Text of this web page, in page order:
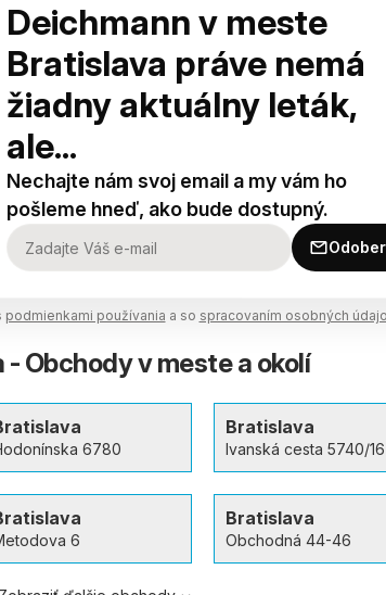
Deichmann v meste
Bratislava práve nemá
žiadny aktuálny leták,
ale...
Nechajte nám svoj email a my vám ho
pošleme hneď, ako bude dostupný.
podmienkami používania a so spracovaním osobných
Obchody v meste a okolí
6780
Bratislava
Ivanská cesta 5740/16
6
Bratislava
Obchodná 44-46